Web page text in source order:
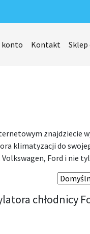
konto Kontakt
znajdziecie
klimatyzacji do
Ford i nie
chłodnicy